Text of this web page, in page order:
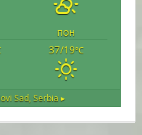
пон
37/19°C
Sad, Serbia ▸